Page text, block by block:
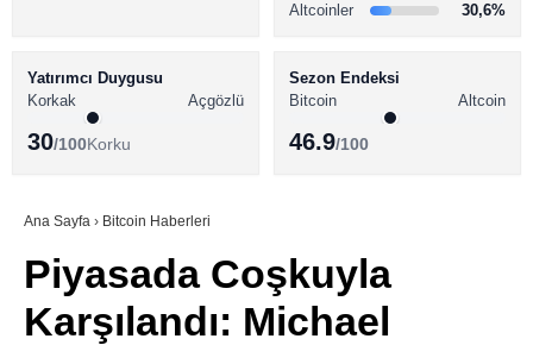
Youtube
TikTok
BİTCOİN HABERLERİ
ALTCOİN HABERLERİ
SÖZLÜK
Altcoinler
30,6%
Yatırımcı Duygusu
Korkak
Açgözlü
30/100Korku
Sezon Endeksi
Bitcoin
Altcoin
46.9/100
Ana Sayfa › Bitcoin Haberleri
Piyasada Coşkuyla
Karşılandı: Michael